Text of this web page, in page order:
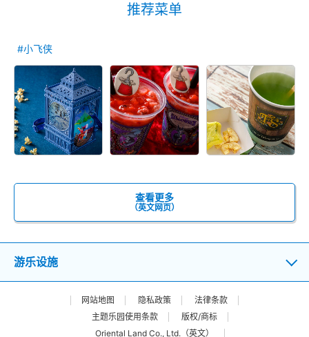
推荐菜单
#小飞侠
查看更多
（英文网页）
游乐设施
网站地图 隐私政策
法律条款
主题乐园使用条款
版权/商标
Oriental Land Co., Ltd.（英文）